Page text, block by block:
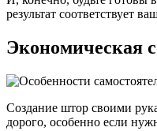
результат соответствует
Экономическая
Создание штор своими
дорого, особенно если